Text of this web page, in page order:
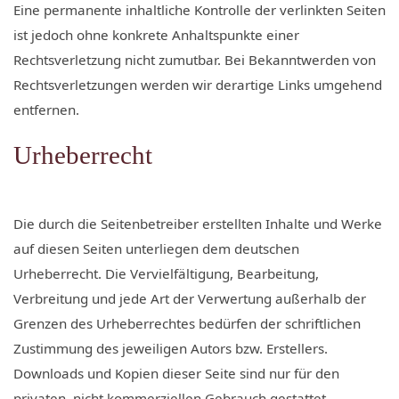
Eine permanente inhaltliche Kontrolle der verlinkten Seiten
ist jedoch ohne konkrete Anhaltspunkte einer
Rechtsverletzung nicht zumutbar. Bei Bekanntwerden von
Rechtsverletzungen werden wir derartige Links umgehend
entfernen.
Urheberrecht
Die durch die Seitenbetreiber erstellten Inhalte und Werke
auf diesen Seiten unterliegen dem deutschen
Urheberrecht. Die Vervielfältigung, Bearbeitung,
Verbreitung und jede Art der Verwertung außerhalb der
Grenzen des Urheberrechtes bedürfen der schriftlichen
Zustimmung des jeweiligen Autors bzw. Erstellers.
Downloads und Kopien dieser Seite sind nur für den